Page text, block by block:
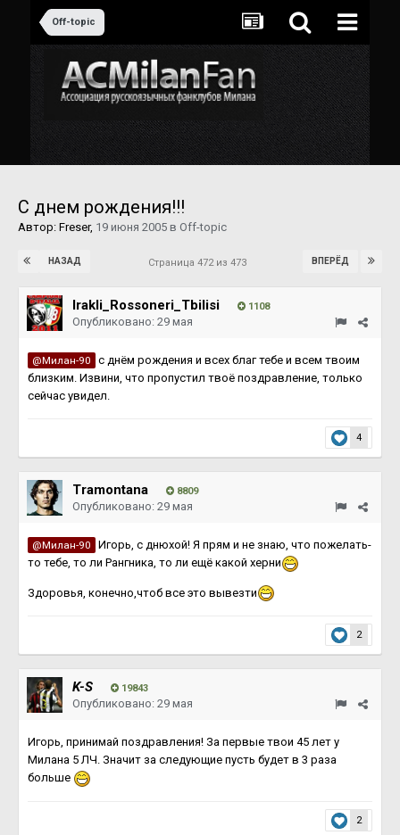
Off-topic
С днем рождения!!!
Автор: Freser, 19 июня 2005 в Off-topic
НАЗАД ВПЕРЁД
Страница 472 из 473
Irakli_Rossoneri_Tbilisi 1108
Опубликовано: 29 мая
@Милан-90
с днём рождения и всех благ тебе и всем твоим
близким. Извини, что пропустил твоё поздравление, только
сейчас увидел.
4
Tramontana 8809
Опубликовано: 29 мая
@Милан-90
Игорь, с днюхой! Я прям и не знаю, что пожелать-
то тебе, то ли Рангника, то ли ещё какой херни
Здоровья, конечно,чтоб все это вывезти
2
K-S 19843
Опубликовано: 29 мая
Игорь, принимай поздравления! За первые твои 45 лет у
Милана 5 ЛЧ. Значит за следующие пусть будет в 3 раза
больше
2